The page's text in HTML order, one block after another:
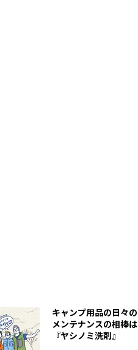
キャンプ用品の日々の
メンテナンスの相棒は
『ヤシノミ洗剤』